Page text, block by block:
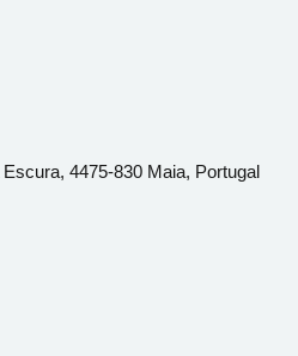
4475-830 Maia, Portugal